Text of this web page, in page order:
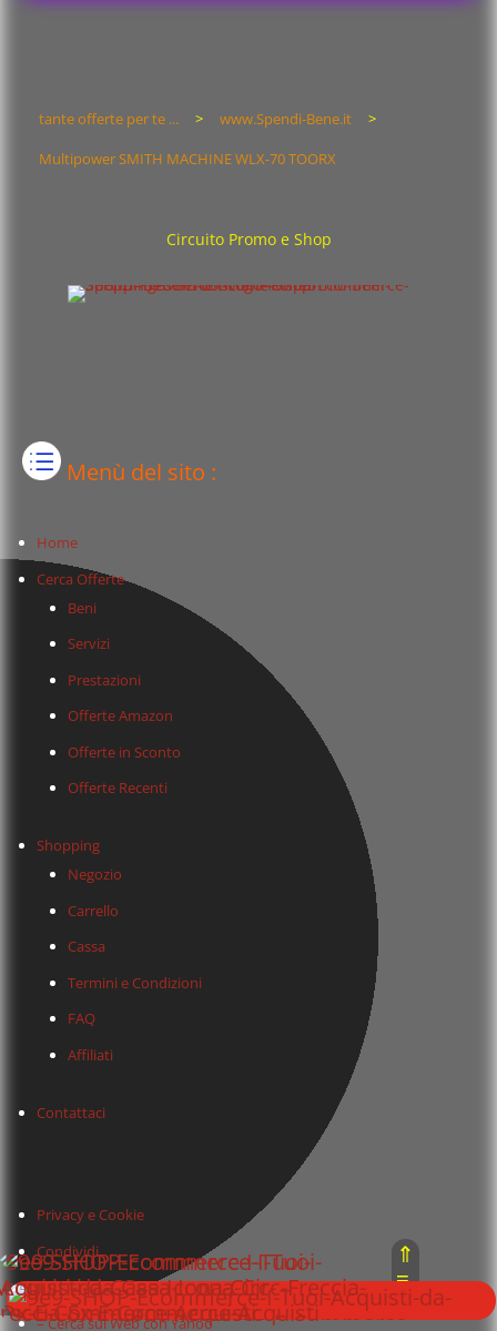
tante offerte per te ... > www.Spendi-Bene.it
>
Multipower SMITH MACHINE WLX-70 TOORX
Circuito Promo e Shop
Menù del sito :
Home
Cerca Offerte
Beni
Servizi
Prestazioni
Offerte Amazon
Offerte in Sconto
Offerte Recenti
Shopping
Negozio
Carrello
Cassa
Termini e Condizioni
FAQ
Affiliati
Contattaci
Privacy e Cookie
Condividi
– Cerca sul Web con Google
– Cerca sul Web con Yahoo
⇑
≡
⇓